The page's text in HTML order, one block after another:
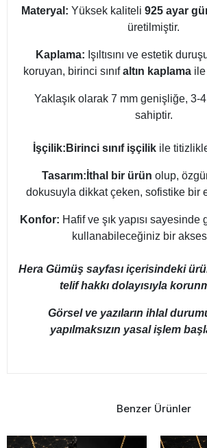
Materyal: Yüksek kaliteli 925 ayar
üretilmiştir.
Kaplama: Işıltısını ve estetik
koruyan, birinci sınıfaltın kaplamaile
Yaklaşık olarak 7 mm genişliğe, 3-4
sahiptir.
İşçilik: Birinci sınıf işçilik ile
Tasarım: İthal bir ürün olup,
dokusuyla dikkat çeken, sofistike bir
Konfor: Hafif ve şık yapısı
kullanabileceğiniz bir
Hera Gümüş sayfası içerisindeki
telif hakkı dolayısıyla
Görsel ve yazıların ihlal
yapılmaksızın yasal işlem
Benzer Ürünler